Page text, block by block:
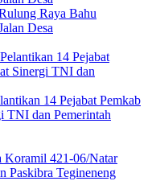
Raya Bahu
Desa
14 Pejabat Pemkab
TNI dan Pemerintah